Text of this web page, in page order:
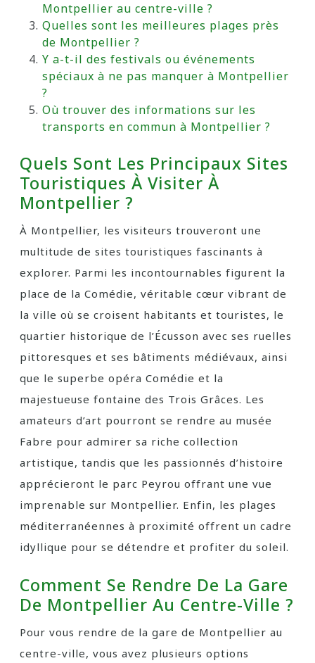
Montpellier au centre-ville ?
Quelles sont les meilleures plages près
de Montpellier ?
Y a-t-il des festivals ou événements
spéciaux à ne pas manquer à Montpellier
?
Où trouver des informations sur les
transports en commun à Montpellier ?
Quels Sont Les Principaux Sites
Touristiques À Visiter À
Montpellier ?
À Montpellier, les visiteurs trouveront une
multitude de sites touristiques fascinants à
explorer. Parmi les incontournables figurent la
place de la Comédie, véritable cœur vibrant de
la ville où se croisent habitants et touristes, le
quartier historique de l’Écusson avec ses ruelles
pittoresques et ses bâtiments médiévaux, ainsi
que le superbe opéra Comédie et la
majestueuse fontaine des Trois Grâces. Les
amateurs d’art pourront se rendre au musée
Fabre pour admirer sa riche collection
artistique, tandis que les passionnés d’histoire
apprécieront le parc Peyrou offrant une vue
imprenable sur Montpellier. Enfin, les plages
méditerranéennes à proximité offrent un cadre
idyllique pour se détendre et profiter du soleil.
Comment Se Rendre De La Gare
De Montpellier Au Centre-Ville ?
Pour vous rendre de la gare de Montpellier au
centre-ville, vous avez plusieurs options